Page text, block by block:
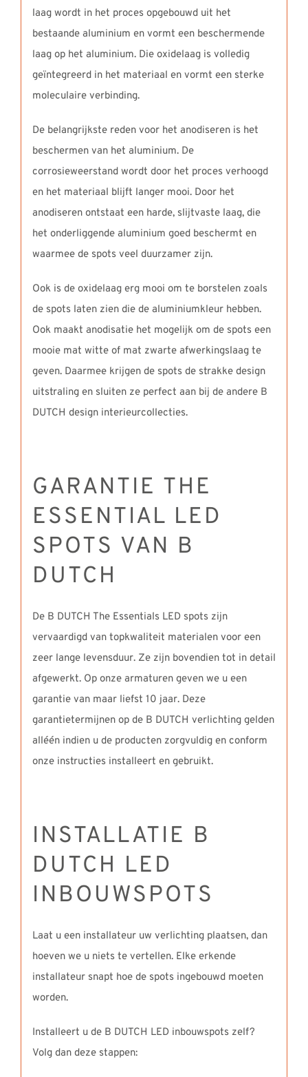
laag wordt in het proces opgebouwd uit het
bestaande aluminium en vormt een beschermende
laag op het aluminium. Die oxidelaag is volledig
geïntegreerd in het materiaal en vormt een sterke
moleculaire verbinding.
De belangrijkste reden voor het anodiseren is het
beschermen van het aluminium. De
corrosieweerstand wordt door het proces verhoogd
en het materiaal blijft langer mooi. Door het
anodiseren ontstaat een harde, slijtvaste laag, die
het onderliggende aluminium goed beschermt en
waarmee de spots veel duurzamer zijn.
Ook is de oxidelaag erg mooi om te borstelen zoals
de spots laten zien die de aluminiumkleur hebben.
Ook maakt anodisatie het mogelijk om de spots een
mooie mat witte of mat zwarte afwerkingslaag te
geven. Daarmee krijgen de spots de strakke design
uitstraling en sluiten ze perfect aan bij de andere B
DUTCH design interieurcollecties.
GARANTIE THE
ESSENTIAL LED
SPOTS VAN B
DUTCH
De B DUTCH The Essentials LED spots zijn
vervaardigd van topkwaliteit materialen voor een
zeer lange levensduur. Ze zijn bovendien tot in detail
afgewerkt. Op onze armaturen geven we u een
garantie van maar liefst 10 jaar. Deze
garantietermijnen op de B DUTCH verlichting gelden
alléén indien u de producten zorgvuldig en conform
onze instructies installeert en gebruikt.
INSTALLATIE B
DUTCH LED
INBOUWSPOTS
Laat u een installateur uw verlichting plaatsen, dan
hoeven we u niets te vertellen. Elke erkende
installateur snapt hoe de spots ingebouwd moeten
worden.
Installeert u de B DUTCH LED inbouwspots zelf?
Volg dan deze stappen: